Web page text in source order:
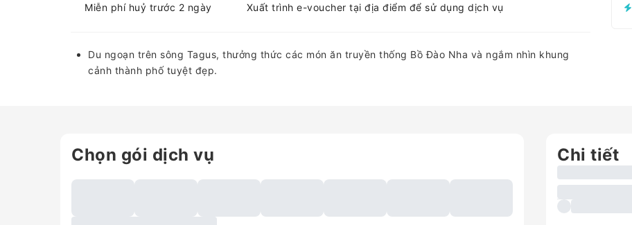
Miễn phí huỷ trước 2 ngày Xuất trình e-voucher tại địa điểm để sử dụng dịch vụ
Du ngoạn trên sông Tagus, thưởng thức các món ăn truyền thống Bồ Đào Nha và ngắm nhìn khung
cảnh thành phố tuyệt đẹp.
Chọn gói dịch vụ Chi tiết